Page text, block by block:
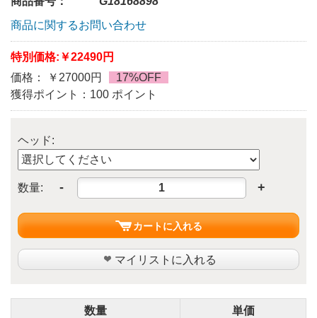
商品に関するお問い合わせ
特別価格: ￥22490円
価格： ￥27000円
17%OFF
獲得ポイント：100 ポイント
ヘッド:
数量: - +
カートに入れる
マイリストに入れる
数量 単価